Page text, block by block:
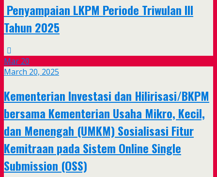
Penyampaian LKPM Periode Triwulan III
Tahun 2025
Mar 20
March 20, 2025
Kementerian Investasi dan Hilirisasi/BKPM
bersama Kementerian Usaha Mikro, Kecil,
dan Menengah (UMKM) Sosialisasi Fitur
Kemitraan pada Sistem Online Single
Submission (OSS)